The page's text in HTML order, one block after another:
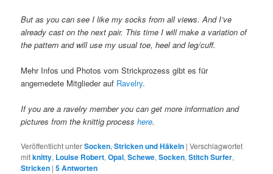
But as you can see I like my socks from all views. And I’ve
already cast on the next pair. This time I will make a variation of
the pattern and will use my usual toe, heel and leg/cuff.
Mehr Infos und Photos vom Strickprozess gibt es für
angemedete Mitglieder auf Ravelry.
If you are a ravelry member you can get more information and
pictures from the knittig processhere.
Veröffentlicht unterSocken,Stricken und Häkeln |Verschlagwortet
mitknitty, Louise Robert,Opal,Schewe,Socken,Stitch Surfer,
Stricken |5Antworten